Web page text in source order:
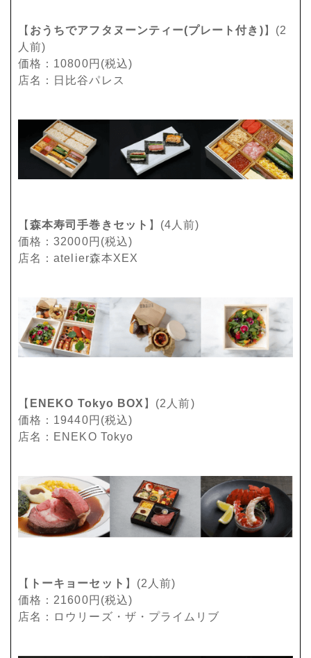
【 おうちでアフタヌーンティー(プレート付き) 】(2
人前)
価格：10800円(税込)
店名：日比谷パレス
【森本寿司手巻きセット 】(4人前)
価格：32000円(税込)
店名：atelier森本XEX
【 ENEKO Tokyo BOX 】(2人前)
価格：19440円(税込)
店名：ENEKO Tokyo
【 トーキョーセット 】(2人前)
価格：21600円(税込)
店名：ロウリーズ・ザ・プライムリブ